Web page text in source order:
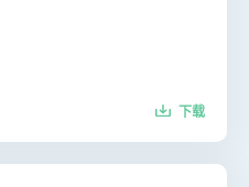
下载